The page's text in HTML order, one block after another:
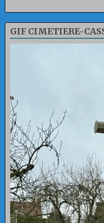
GIF CIMETIERE-